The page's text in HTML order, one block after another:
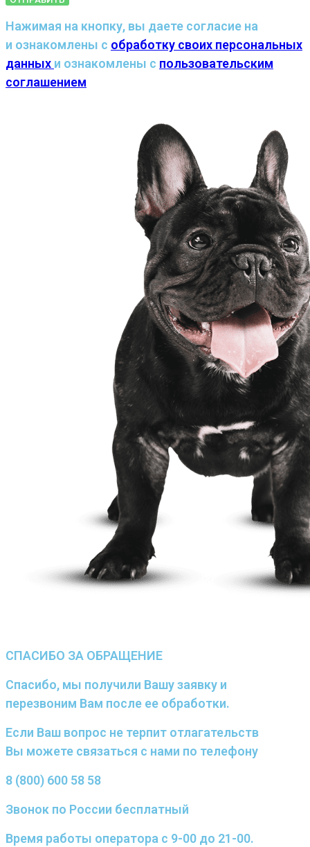
Нажимая на кнопку, вы даете согласие на
и ознакомлены с обработку своих персональных
данных и ознакомлены с пользовательским
соглашением
СПАСИБО ЗА ОБРАЩЕНИЕ
Спасибо, мы получили Вашу заявку и
перезвоним Вам после ее обработки.
Если Ваш вопрос не терпит отлагательств
Вы можете связаться с нами по телефону
8 (800) 600 58 58
Звонок по России бесплатный
Время работы оператора с 9-00 до 21-00.